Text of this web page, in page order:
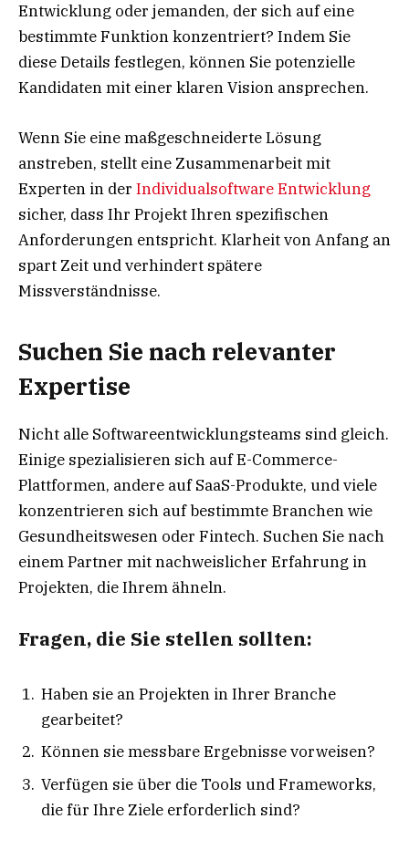
Entwicklung oder jemanden, der sich auf eine
bestimmte Funktion konzentriert? Indem Sie
diese Details festlegen, können Sie potenzielle
Kandidaten mit einer klaren Vision ansprechen.
Wenn Sie eine maßgeschneiderte Lösung
anstreben, stellt eine Zusammenarbeit mit
Experten in der Individualsoftware Entwicklung
sicher, dass Ihr Projekt Ihren spezifischen
Anforderungen entspricht. Klarheit von Anfang an
spart Zeit und verhindert spätere
Missverständnisse.
Suchen Sie nach relevanter
Expertise
Nicht alle Softwareentwicklungsteams sind gleich.
Einige spezialisieren sich auf E-Commerce-
Plattformen, andere auf SaaS-Produkte, und viele
konzentrieren sich auf bestimmte Branchen wie
Gesundheitswesen oder Fintech. Suchen Sie nach
einem Partner mit nachweislicher Erfahrung in
Projekten, die Ihrem ähneln.
Fragen, die Sie stellen sollten:
Haben sie an Projekten in Ihrer Branche
gearbeitet?
Können sie messbare Ergebnisse vorweisen?
Verfügen sie über die Tools und Frameworks,
die für Ihre Ziele erforderlich sind?